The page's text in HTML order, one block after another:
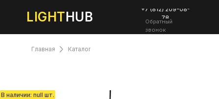
LIGHTHUB
+7 (812) 209-08-
78
Обратный
звонок
Каталог
Главная